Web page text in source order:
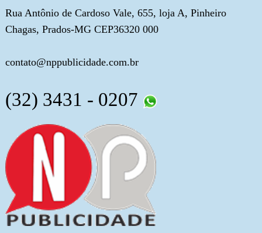
Rua Antônio de Cardoso Vale, 655, loja A, Pinheiro
Chagas, Prados-MG CEP36320 000
contato@nppublicidade.com.br
(32) 3431 - 0207